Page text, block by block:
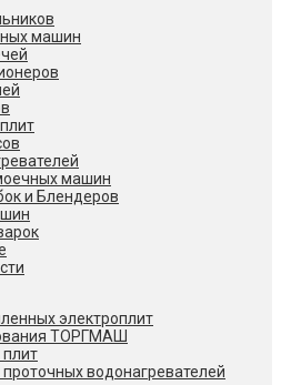
машин
машин
и Блендеров
электроплит
ТОРГМАШ
плит
водонагревателей